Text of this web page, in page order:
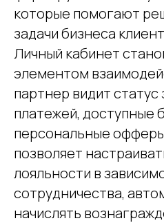
которые помогают
задачи бизнеса
Личный кабинет
элементом
партнер видит
платежей, доступные
персональные
позволяет
лояльности в
сотрудничества,
начислять